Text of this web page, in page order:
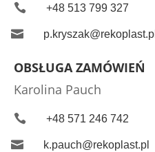
 +48 513 799 327
 p.kryszak@rekoplast.pl
OBSŁUGA ZAMÓWIEŃ
Karolina Pauch
 +48 571 246 742
 k.pauch@rekoplast.pl